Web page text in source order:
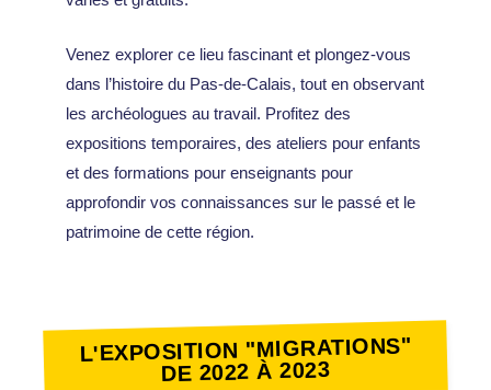
Venez explorer ce lieu fascinant et plongez-vous
dans l’histoire du Pas-de-Calais, tout en observant
les archéologues au travail. Profitez des
expositions temporaires, des ateliers pour enfants
et des formations pour enseignants pour
approfondir vos connaissances sur le passé et le
patrimoine de cette région.
L'EXPOSITION "MIGRATIONS"
DE 2022 À 2023